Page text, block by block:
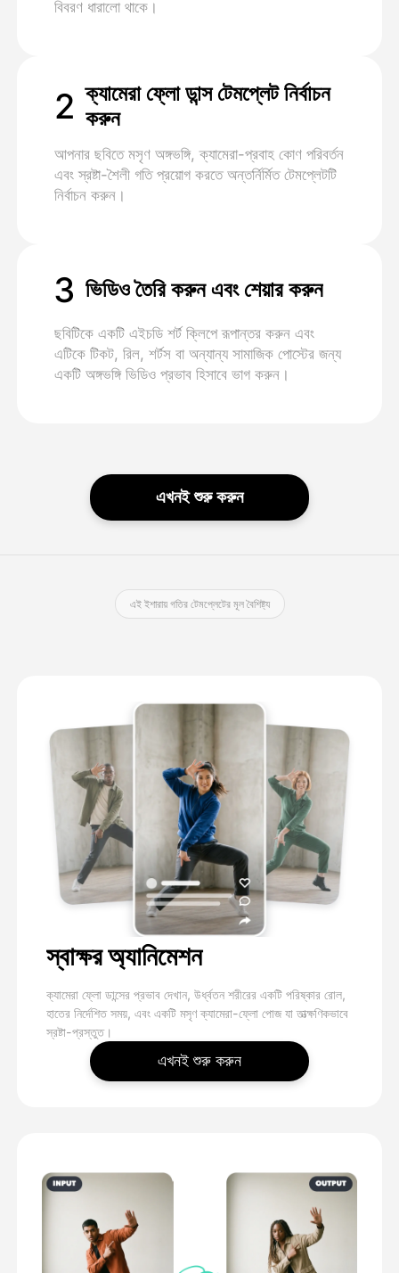
বিবরণ ধারালো থাকে।
2 ক্যামেরা ফ্লো ডান্স টেমপ্লেট নির্বাচন
করুন
আপনার ছবিতে মসৃণ অঙ্গভঙ্গি, ক্যামেরা-প্রবাহ কোণ পরিবর্তন
এবং স্রষ্টা-শৈলী গতি প্রয়োগ করতে অন্তর্নির্মিত টেমপ্লেটটি
নির্বাচন করুন।
3 ভিডিও তৈরি করুন এবং শেয়ার করুন
ছবিটিকে একটি এইচডি শর্ট ক্লিপে রূপান্তর করুন এবং
এটিকে টিকট, রিল, শর্টস বা অন্যান্য সামাজিক পোস্টের জন্য
একটি অঙ্গভঙ্গি ভিডিও প্রভাব হিসাবে ভাগ করুন।
এখনই শুরু করুন
এই ইশারায় গতির টেমপ্লেটের মূল বৈশিষ্ট্য
স্বাক্ষর অ্যানিমেশন
ক্যামেরা ফ্লো ডান্সের প্রভাব দেখান, উর্ধ্বতন শরীরের একটি পরিষ্কার রোল,
হাতের নির্দেশিত সময়, এবং একটি মসৃণ ক্যামেরা-ফ্লো পোজ যা তাত্ক্ষণিকভাবে
স্রষ্টা-প্রস্তুত।
এখনই শুরু করুন